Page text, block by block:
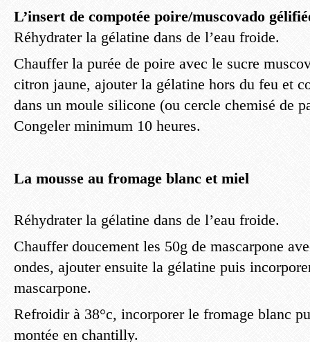
L’insert de compotée poire/muscovado
Réhydrater la gélatine dans de l’eau froide.
Chauffer la purée de poire avec le sucre
citron jaune, ajouter la gélatine hors du feu et
dans un moule silicone (ou cercle chemisé de
Congeler minimum 10 heures.
La mousse au fromage blanc et miel
Réhydrater la gélatine dans de l’eau froide.
Chauffer doucement les 50g de mascarpone
ondes, ajouter ensuite la gélatine puis
mascarpone.
Refroidir à 38°c, incorporer le fromage blanc
montée en chantilly.